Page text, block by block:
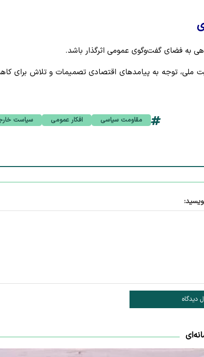
به فضای گفت‌وگوی عمومی اثرگذار باشد.
ملی، توجه به پیامدهای اقتصادی تصمیمات و تلاش برای
مقاومت سیاسی افکار عمومی سیاست
دیدگاه